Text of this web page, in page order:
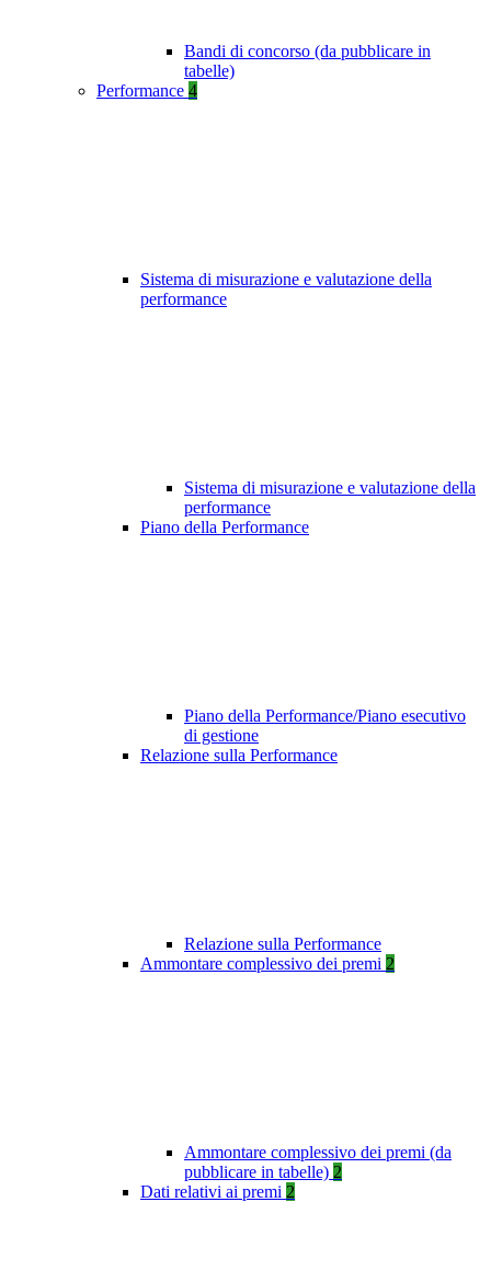
Bandi di concorso (da pubblicare in
tabelle)
Performance 4
Sistema di misurazione e valutazione della
performance
Sistema di misurazione e valutazione della
performance
Piano della Performance
Piano della Performance/Piano esecutivo
di gestione
Relazione sulla Performance
Relazione sulla Performance
Ammontare complessivo dei premi 2
Ammontare complessivo dei premi (da
pubblicare in tabelle) 2
Dati relativi ai premi 2